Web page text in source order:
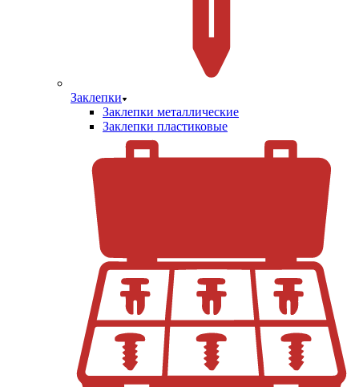
Заклепки
Заклепки металлические
Заклепки пластиковые